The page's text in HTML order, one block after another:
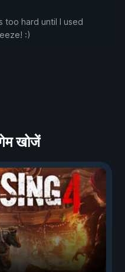
too hard until I used
:)
खोजें